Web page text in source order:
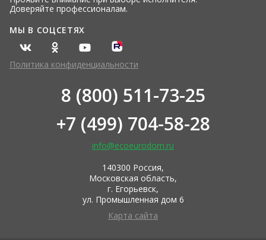
Доверяйте профессионалам.
МЫ В СОЦСЕТЯХ
Политика конфиденциальности
8 (800) 511-73-25
+7 (499) 704-58-28
info@ecoeurodom.ru
140300 Россия,
Московская область,
г. Егорьевск,
ул. Промышленная дом 6
Карта сайта